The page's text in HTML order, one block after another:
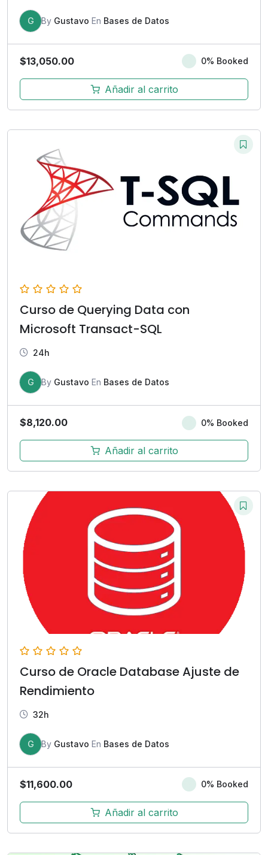
G By Gustavo En Bases de Datos
$13,050.00 0% Booked
Añadir al carrito
Curso de Querying Data con
Microsoft Transact-SQL
24h
G By Gustavo En Bases de Datos
$8,120.00 0% Booked
Añadir al carrito
Curso de Oracle Database Ajuste de
Rendimiento
32h
G By Gustavo En Bases de Datos
$11,600.00 0% Booked
Añadir al carrito